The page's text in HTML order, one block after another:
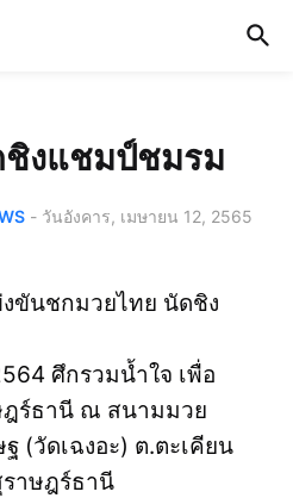
งแชมป์ชมรม
- วันอังคาร, เมษายน 12, 2565
ขันชกมวยไทย นัดชิง
ศึกรวมน้ำใจ เพื่อ
ฎร์ธานี ณ สนามมวย
(วัดเฉงอะ) ต.ตะเคียน
าษฎร์ธานี